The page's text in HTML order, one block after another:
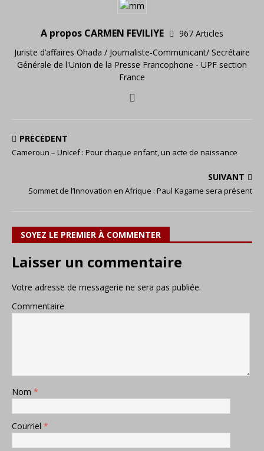
A propos CARMEN FEVILIYE
967 Articles
Juriste d’affaires Ohada / Journaliste-Communicant/ Secrétaire
Générale de l'Union de la Presse Francophone - UPF section
France
PRÉCÉDENT
Cameroun – Unicef : Pour chaque enfant, un acte de naissance
SUIVANT
Sommet de l’Innovation en Afrique : Paul Kagame sera présent
SOYEZ LE PREMIER À COMMENTER
Laisser un commentaire
Votre adresse de messagerie ne sera pas publiée.
Commentaire
Nom *
Courriel *